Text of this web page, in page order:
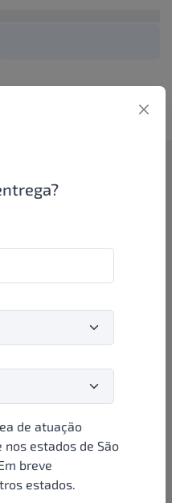
de atuação
estados de São
breve
estados.
das indústrias de
E o melhor: você continua
e encontra novos
com mais praticidade e